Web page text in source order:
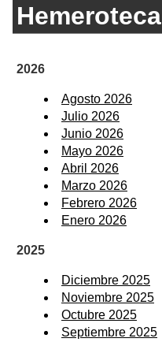
Hemeroteca
2026
Agosto 2026
Julio 2026
Junio 2026
Mayo 2026
Abril 2026
Marzo 2026
Febrero 2026
Enero 2026
2025
Diciembre 2025
Noviembre 2025
Octubre 2025
Septiembre 2025